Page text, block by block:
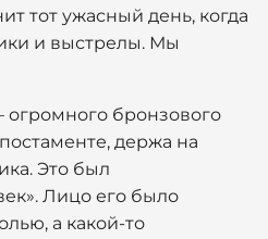
тот ужасный день, когда
и выстрелы. Мы
огромного бронзового
держа на
Это был
Лицо его было
а какой-то